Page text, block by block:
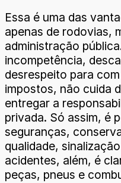
Essa é uma das
apenas de rodovias,
administração
incompetência,
desrespeito para
impostos, não cuida
entregar a
privada. Só assim, é
seguranças,
qualidade,
acidentes, além, é
peças, pneus e